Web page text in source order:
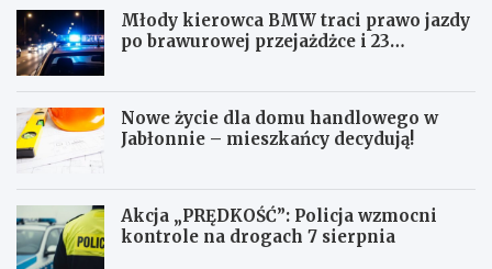
Młody kierowca BMW traci prawo jazdy
po brawurowej przejażdżce i 23
Nowe życie dla domu handlowego w
Jabłonnie – mieszkańcy decydują!
Akcja „PRĘDKOŚĆ”: Policja wzmocni
kontrole na drogach 7 sierpnia